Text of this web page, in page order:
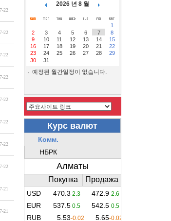
22
22
22
22
22
22
22
22
21
21
2026 년 8 월
1
2
3 4 5 6 7
8
9
10 11 12 13 14
15
16
17 18 19 20 21
22
23
24 25 26 27 28
29
30
31
예정된 월간일정이 없습니다.